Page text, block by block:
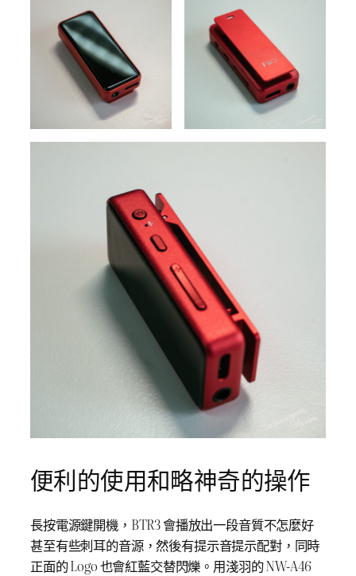
便利的使用和略神奇的操作
長按電源鍵開機，BTR3 會播放出一段音質不怎麼好
甚至有些刺耳的音源，然後有提示音提示配對，同時
正面的 Logo 也會紅藍交替閃爍。用淺羽的 NW-A46